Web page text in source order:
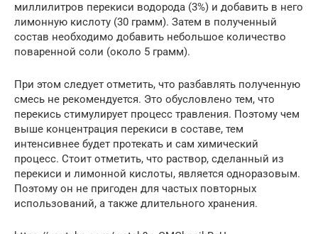
миллилитров перекиси водорода (3%) и добавить в него
лимонную кислоту (30 грамм). Затем в полученный
состав необходимо добавить небольшое количество
поваренной соли (около 5 грамм).
При этом следует отметить, что разбавлять полученную
смесь не рекомендуется. Это обусловлено тем, что
перекись стимулирует процесс травления. Поэтому чем
выше концентрация перекиси в составе, тем
интенсивнее будет протекать и сам химический
процесс. Стоит отметить, что раствор, сделанный из
перекиси и лимонной кислоты, является одноразовым.
Поэтому он не пригоден для частых повторных
использований, а также длительного хранения.